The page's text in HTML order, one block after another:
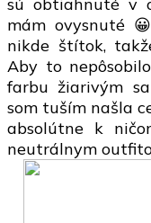
mám ovysnuté
nikde štítok,
Aby to
farbu žiarivým
som tuším našla
absolútne k
neutrálnym